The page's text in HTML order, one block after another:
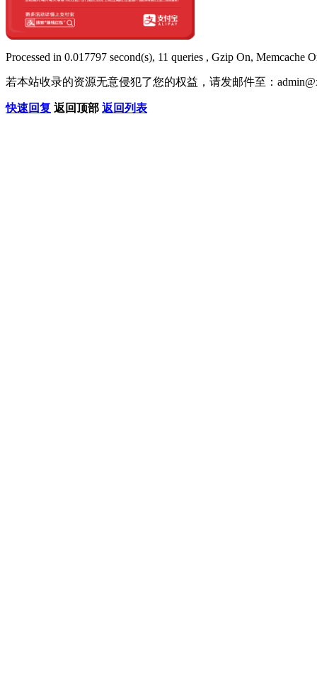
Processed in 0.017797 second(s), 11 queries , Gzip On, Memcache
若本站收录的资源无意侵犯了您的权益，请发邮件至：
快速回复 返回顶部 返回列表